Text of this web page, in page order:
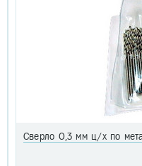
Сверло 0,3 мм ц/х по